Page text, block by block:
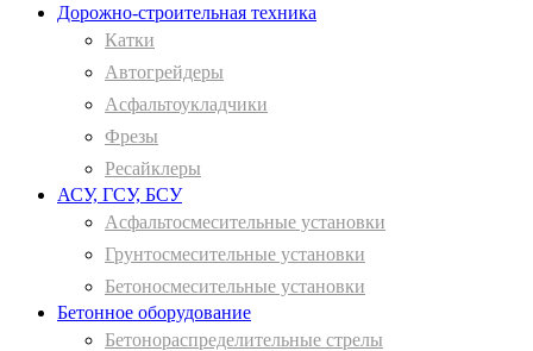
Дорожно-строительная техника
Катки
Автогрейдеры
Асфальтоукладчики
Фрезы
Ресайклеры
АСУ, ГСУ, БСУ
Асфальтосмесительные установки
Грунтосмесительные установки
Бетоносмесительные установки
Бетонное оборудование
Бетонораспределительные стрелы